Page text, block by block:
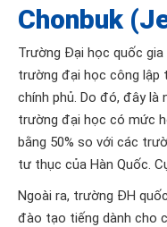
Chonbuk
Trường Đại học quốc
trường đại học công lập
chính phủ. Do đó, đây
trường đại học có mức
bằng 50% so với các
tư thục của Hàn Quốc.
Ngoài ra, trường ĐH
đào tạo tiếng dành cho